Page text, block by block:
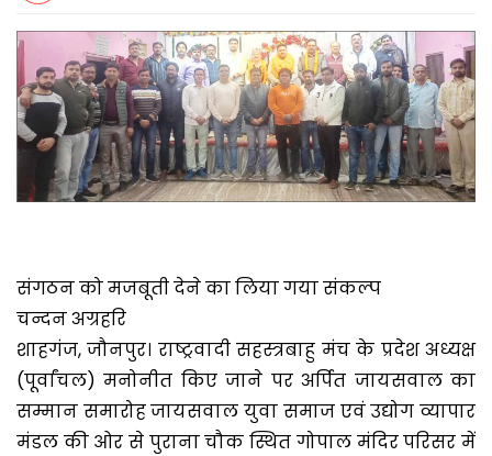
संगठन को मजबूती देने का लिया गया संकल्प
चन्दन अग्रहरि
शाहगंज, जौनपुर। राष्ट्रवादी सहस्त्रबाहु मंच के प्रदेश अध्यक्ष
(पूर्वांचल) मनोनीत किए जाने पर अर्पित जायसवाल का
सम्मान समारोह जायसवाल युवा समाज एवं उद्योग व्यापार
मंडल की ओर से पुराना चौक स्थित गोपाल मंदिर परिसर में